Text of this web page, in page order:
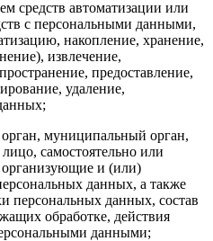
средств автоматизации или
с персональными данными,
накопление, хранение,
извлечение,
предоставление,
удаление,
муниципальный орган,
самостоятельно или
и (или)
данных, а также
персональных данных, состав
обработке, действия
данными;